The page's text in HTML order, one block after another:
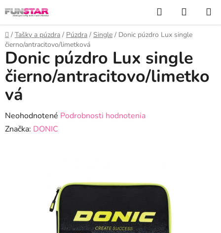
na
obsah
Hľadať
KOŠÍK
Domov
/ Tašky a púzdra / Púzdra / Single / Donic púzdro Lux single
čierno/antracitovo/limetková
Donic púzdro Lux single
čierno/antracitovo/limetko
vá
Priemerné
hodnotenie
Neohodnotené Podrobnosti hodnotenia
Značka: DONIC